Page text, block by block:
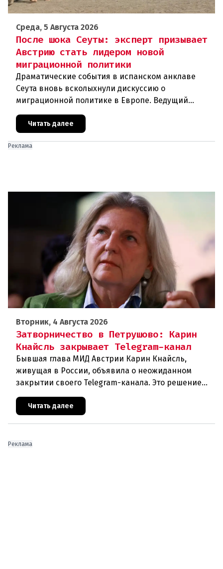
Среда, 5 Августа 2026
После шока Сеуты: эксперт призывает
Австрию стать лидером новой
миграционной политики
Драматические события в испанском анклаве
Сеута вновь всколыхнули дискуссию о
миграционной политике в Европе. Ведущий
эксперт по миграции Джеральд Кнаус, один из
архитекторов соглашения ЕС-Турция 2016
Читать далее
Реклама
Вторник, 4 Августа 2026
Затворничество в Петрушово: Карин
Кнайсль закрывает Telegram-канал
Бывшая глава МИД Австрии Карин Кнайсль,
живущая в России, объявила о неожиданном
закрытии своего Telegram-канала. Это решение
стало очередным эпизодом в череде
противоречивых заявлений и нарастающего
Читать далее
Реклама